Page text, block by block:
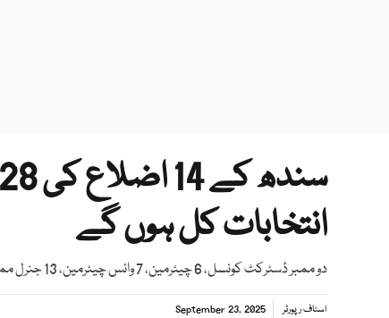
انتخابات کل ہوں گے
دو ممبر ڈسٹرکٹ کونسل، 6 چیئرمین، 7 وائس چیئرمین، 13 جنرل ممبر اور وارڈ ممبر کا انتخاب ہوگا
اسٹاف رپورٹر September 23, 2025